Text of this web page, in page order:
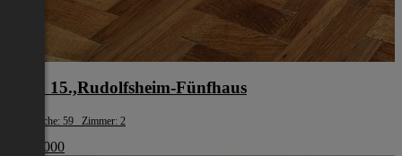
Wien 15.,Rudolfsheim-Fünfhaus
Wohnfläche: 59 Zimmer: 2
€ 210 000